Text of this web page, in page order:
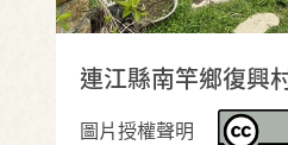
連江縣南竿鄉復興
圖片授權聲明